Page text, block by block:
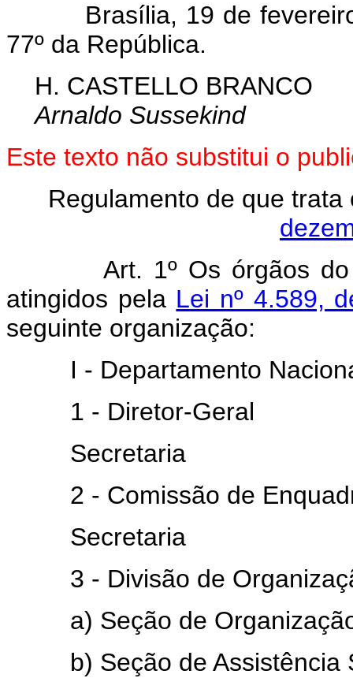
Brasília, 19 de fevereiro
77º da República.
H. CASTELLO BRANCO
Arnaldo Sussekind
Este texto não substitui o
Regulamento de que
Art. 1º Os órgãos do
atingidos pela Lei nº 4.589,
seguinte organização:
I - Departamento
1 - Diretor-Geral
Secretaria
2 - Comissão de
Secretaria
3 - Divisão de
a) Seção de Organização
b) Seção de Assistência